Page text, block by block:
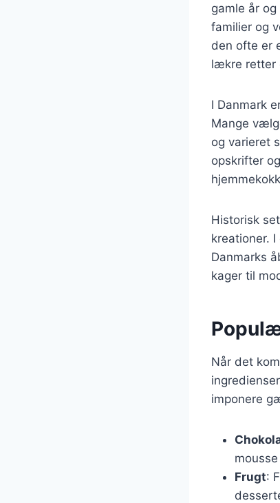
gamle år
familier og
den ofte er
lækre retter
I Danmark
Mange
og varieret
opskrifter
Historisk
kreationer.
Danmarks
kager til
Når det
imponere
Frugt: